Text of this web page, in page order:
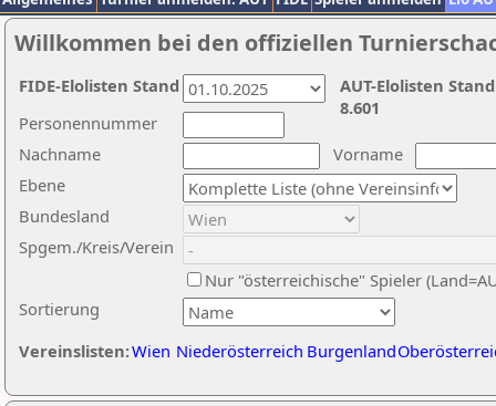
Willkommen bei den offiziellen
Nachname
Vorname
Ebene
Sortierung
Personennummer
Bundesland
Spgem./Kreis/Verein
Nur "österreichische" Spieler
Vereinslisten:Wien Niederösterreich Burgenland
AUT-Elolisten
8.601
FIDE-Elolisten Stand